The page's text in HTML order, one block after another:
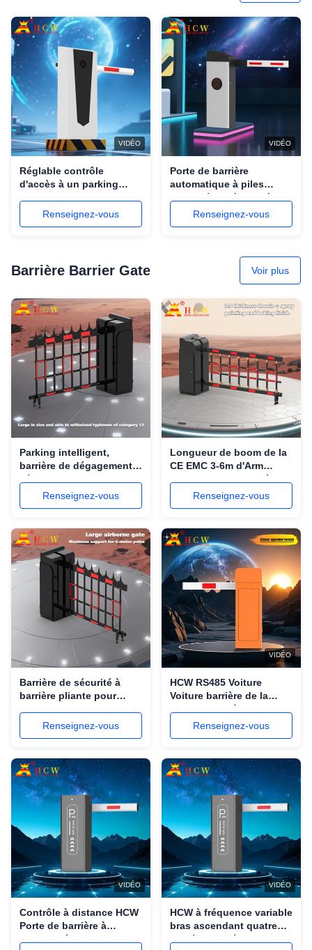
VIDÉO
Réglable contrôle
d'accès à un parking
écrasement
Renseignez-vous
VIDÉO
Porte de barrière
automatique à piles
imperméable à l'eau à
télécommande pour un
parking
Renseignez-vous
Barrière Barrier Gate Voir plus
Parking intelligent,
barrière de dégagement
aérien 200W, type de
clôture à moteur à
courant continu sans
Renseignez-vous
Longueur de boom de la
CE EMC 3-6m d'Arm
Barrier Gate de barrière
de parking
Renseignez-vous
Barrière de sécurité à
barrière pliante pour
IP42, Flèche de 6 m
Renseignez-vous
VIDÉO
HCW RS485 Voiture
Voiture barrière de la
porte de la clôture de la
barrière du bras de la
route 160W
Renseignez-vous
VIDÉO
Contrôle à distance HCW
Porte de barrière à
double clôture 4,5 m
VIDÉO
HCW à fréquence variable
bras ascendant quatre
barrière de clôture de